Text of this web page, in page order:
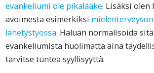
evankeliumi ole pikalääke. Lisäksi
avoimesta esimerkiksi
lähetystyössä. Haluan normalisoida
evankeliumista huolimatta aina
tarvitse tuntea syyllisyyttä.